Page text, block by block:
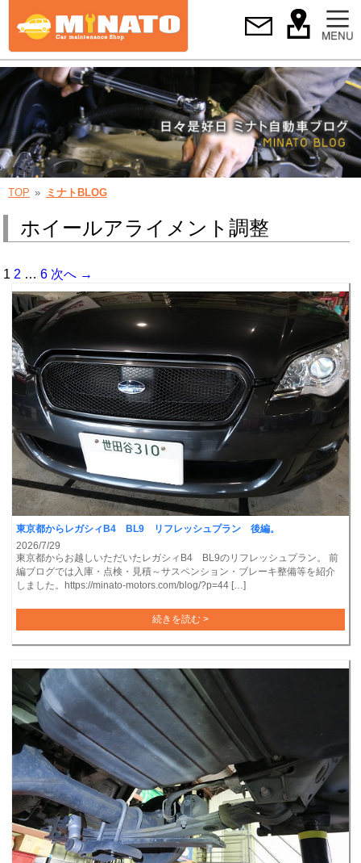
TOP ミナトBLOG
ホイールアライメント調整
1 2 … 6 次へ →
東京都からレガシィB4 BL9 リフレッシュプラン 後編。
2026/7/29
東京都からお越しいただいたレガシィB4 BL9のリフレッシュプラン。 前
編ブログでは入庫・点検・見積～サスペンション・ブレーキ整備等を紹介
しました。https://minato-motors.com/blog/?p=44 […]
続きを読む >